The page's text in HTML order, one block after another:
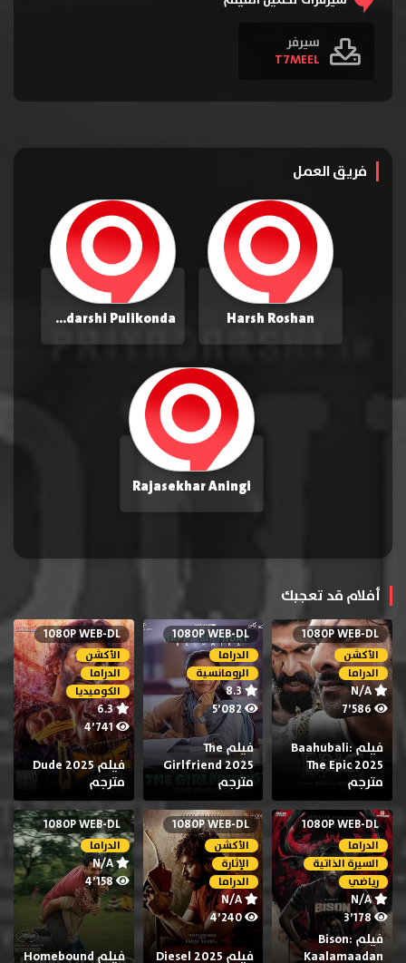
سيرفر
T7MEEL
فريق العمل
Harsh Roshan
Priyadarshi Pulikonda
Rajasekhar Aningi
أفلام قد تعجبك
1080P WEB-DL
الأكشن
الدراما
N/A
فيلم Baahubali:
The Epic 2025
مترجم
1080P WEB-DL
الدراما
الرومانسية
8.3
5٬082
فيلم The
Girlfriend 2025
مترجم
1080P WEB-DL
الأكشن
الدراما
الكوميديا
6.3
4٬741
فيلم Dude 2025
مترجم
1080P WEB-DL
الدراما
السيرة الذاتية
رياضي
N/A
3٬178
فيلم Bison:
Kaalamaadan
1080P WEB-DL
الأكشن
الإثارة
الدراما
N/A
4٬240
فيلم Diesel 2025
1080P WEB-DL
الدراما
N/A
4٬158
فيلم Homebound